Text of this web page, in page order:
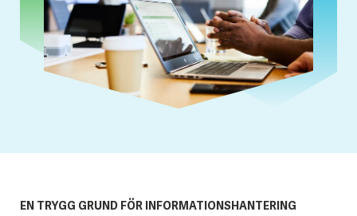
EN TRYGG GRUND FÖR INFORMATIONSHANTERING